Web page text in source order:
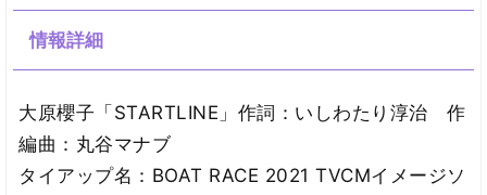
情報詳細
大原櫻子「STARTLINE」作詞：いしわたり淳治 作
編曲：丸谷マナブ
タイアップ名：BOAT RACE 2021 TVCMイメージソ